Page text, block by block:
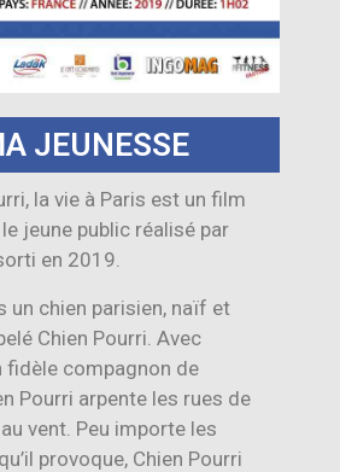
JEUNESSE
la vie à Paris est un film
jeune public réalisé par
en 2019.
un chien parisien, naïf et
Chien Pourri. Avec
fidèle compagnon de
Pourri arpente les rues de
vent. Peu importe les
provoque, Chien Pourri